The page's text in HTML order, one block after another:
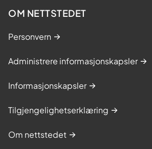
OM NETTSTEDET
Personvern
Administrere informasjonskapsler
Informasjonskapsler
Tilgjengelighetserklæring
Om nettstedet